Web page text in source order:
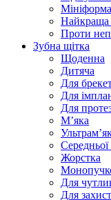
Найкраща
Проти
Зубна щітка
Щоденна
Дитяча
Для
Для
Для
Мʼяка
Середньої
Жорстка
Для
Для